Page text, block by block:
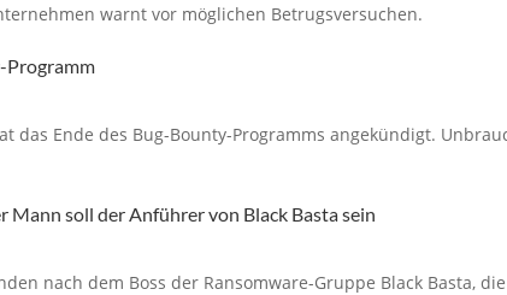
warnt vor möglichen Betrugsversuchen.
Programm
das Ende des Bug-Bounty-Programms angekündigt.
Mann soll der Anführer von Black Basta sein
nach dem Boss der Ransomware-Gruppe Black Basta,